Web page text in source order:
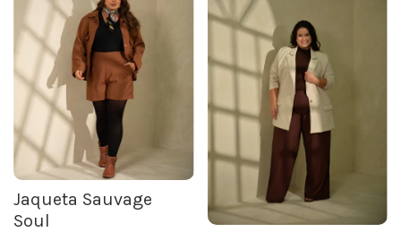
Jaqueta Sauvage
Soul